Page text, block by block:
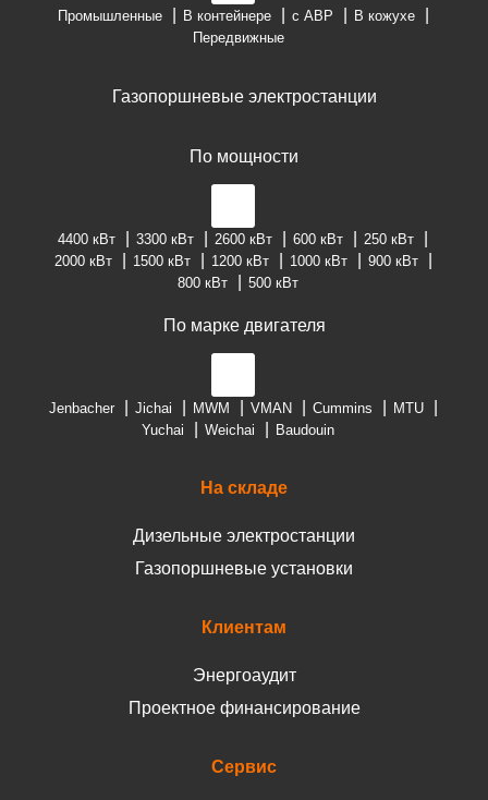
Промышленные В контейнере с АВР
В кожухе
Передвижные
Газопоршневые электростанции
По мощности
4400 кВт 3300 кВт 2600 кВт 600 кВт
250 кВт
2000 кВт
1500 кВт 1200 кВт 1000 кВт
900 кВт
800 кВт
500 кВт
По марке двигателя
Jenbacher Jichai MWM VMAN Cummins
MTU
Yuchai
Weichai Baudouin
На складе
Дизельные электростанции
Газопоршневые установки
Клиентам
Энергоаудит
Проектное финансирование
Сервис